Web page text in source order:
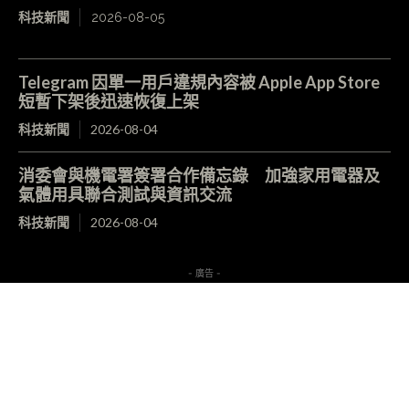
科技新聞 2026-08-05
Telegram 因單一用戶違規內容被 Apple App Store
短暫下架後迅速恢復上架
科技新聞 2026-08-04
消委會與機電署簽署合作備忘錄 加強家用電器及
氣體用具聯合測試與資訊交流
科技新聞 2026-08-04
- 廣告 -